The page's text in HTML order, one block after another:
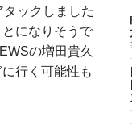
ックしました
になりそうで
の増田貴久
行く可能性も